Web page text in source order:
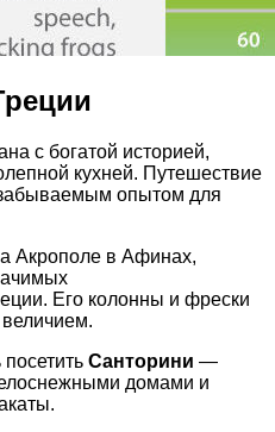
с богатой историей,
кухней. Путешествие
опытом для
Акрополе в Афинах,
Его колонны и фрески
Санторини —
домами и